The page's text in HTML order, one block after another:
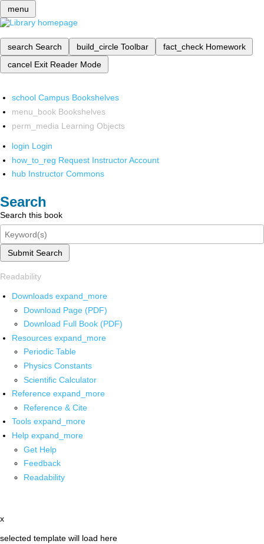
menu
search Search build_circle Toolbar fact_check Homework
cancel Exit Reader Mode
school Campus Bookshelves
menu_book Bookshelves
perm_media Learning Objects
login Login
how_to_reg Request Instructor Account
hub Instructor Commons
Search
Search this book
Submit Search
Readability
Downloads expand_more
Download Page (PDF)
Download Full Book (PDF)
Resources expand_more
Periodic Table
Physics Constants
Scientific Calculator
Reference expand_more
Reference & Cite
Tools expand_more
Help expand_more
Get Help
Feedback
Readability
x
selected template will load here